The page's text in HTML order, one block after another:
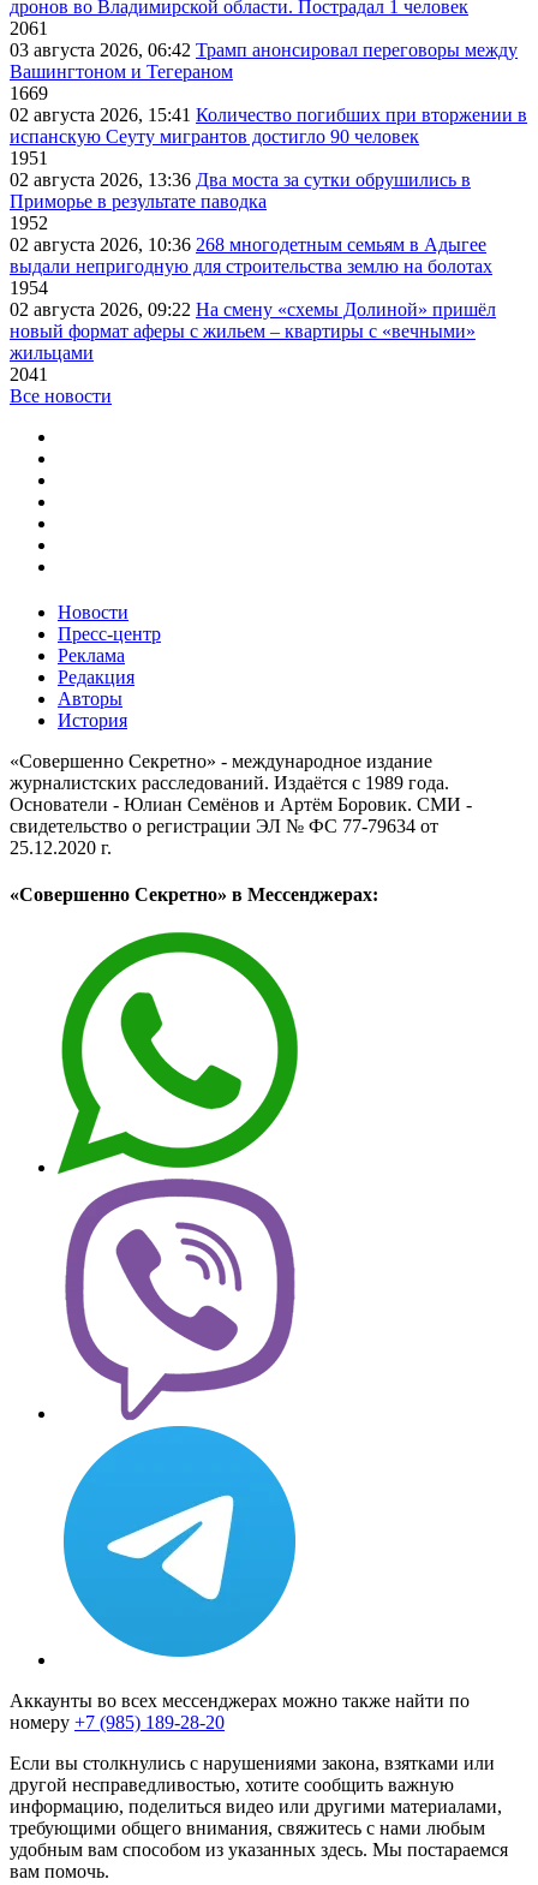
дронов во Владимирской области. Пострадал 1 человек
2061
03 августа 2026, 06:42 Трамп анонсировал переговоры между
Вашингтоном и Тегераном
1669
02 августа 2026, 15:41 Количество погибших при вторжении в
испанскую Сеуту мигрантов достигло 90 человек
1951
02 августа 2026, 13:36 Два моста за сутки обрушились в
Приморье в результате паводка
1952
02 августа 2026, 10:36 268 многодетным семьям в Адыгее
выдали непригодную для строительства землю на болотах
1954
02 августа 2026, 09:22 На смену «схемы Долиной» пришёл
новый формат аферы с жильем – квартиры с «вечными»
жильцами
2041
Все новости
Новости
Пресс-центр
Реклама
Редакция
Авторы
История
«Совершенно Секретно» - международное издание
журналистских расследований. Издаётся с 1989 года.
Основатели - Юлиан Семёнов и Артём Боровик. CМИ -
свидетельство о регистрации ЭЛ № ФС 77-79634 от
25.12.2020 г.
«Совершенно Секретно» в Мессенджерах:
Аккаунты во всех мессенджерах можно также найти по
номеру +7 (985) 189-28-20
Если вы столкнулись с нарушениями закона, взятками или
другой несправедливостью, хотите сообщить важную
информацию, поделиться видео или другими материалами,
требующими общего внимания, свяжитесь с нами любым
удобным вам способом из указанных здесь. Мы постараемся
вам помочь.